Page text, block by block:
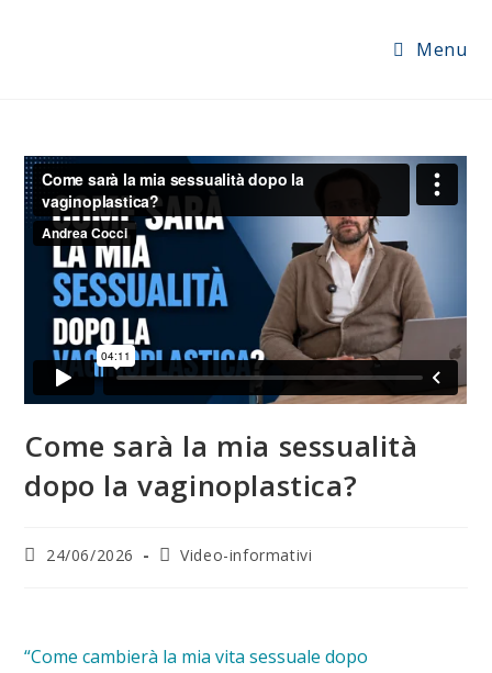
Menu
Come sarà la mia sessualità
dopo la vaginoplastica?
24/06/2026 Video-informativi
“Come cambierà la mia vita sessuale dopo